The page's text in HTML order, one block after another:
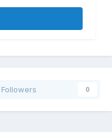
Followers 0